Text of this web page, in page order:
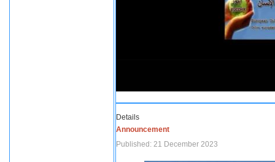
Details
Announcement
Published: 21 December 2023